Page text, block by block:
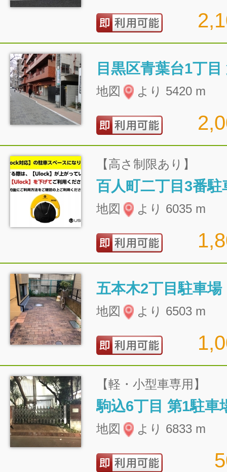
目黒区青葉台1丁
地図 より 5420 m
【高さ制限あり】
百人町二丁目3番駐
地図 より 6035 m
五本木2丁目駐車場
地図 より 6503 m
【軽・小型車専用】
駒込6丁目 第1駐車
地図 より 6833 m